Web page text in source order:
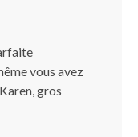
vous avez
gros